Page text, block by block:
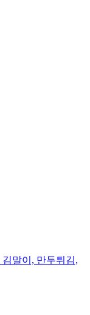
말이, 만두튀김,